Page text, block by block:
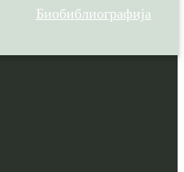
Биобиблиографија